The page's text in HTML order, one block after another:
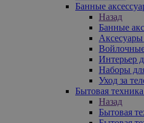
Банные
Назад
Банные
Интерьер
Наборы
Уход за
Бытовая
Назад
Бытовая